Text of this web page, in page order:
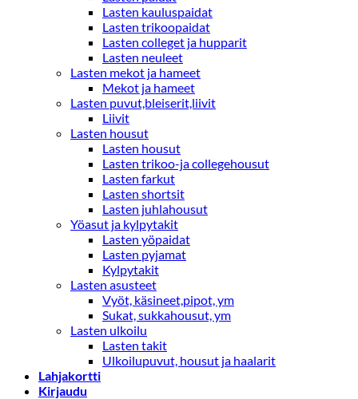
Lasten kauluspaidat
Lasten trikoopaidat
Lasten colleget ja hupparit
Lasten neuleet
Lasten mekot ja hameet
Mekot ja hameet
Lasten puvut,bleiserit,liivit
Liivit
Lasten housut
Lasten housut
Lasten trikoo-ja collegehousut
Lasten farkut
Lasten shortsit
Lasten juhlahousut
Yöasut ja kylpytakit
Lasten yöpaidat
Lasten pyjamat
Kylpytakit
Lasten asusteet
Vyöt, käsineet,pipot, ym
Sukat, sukkahousut, ym
Lasten ulkoilu
Lasten takit
Ulkoilupuvut, housut ja haalarit
Lahjakortti
Kirjaudu